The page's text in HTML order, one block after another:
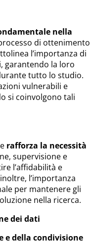
nella
di ottenimento
l’importanza di
garantendo la loro
tutto lo studio.
vulnerabili e
si coinvolgono tali
rafforza la necessità
supervisione e
l’affidabilità e
l’importanza
per mantenere gli
nella ricerca.
dei dati
e della condivisione